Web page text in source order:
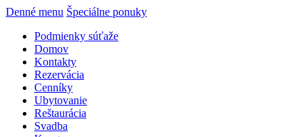
Denné menu Špeciálne ponuky
Podmienky súťaže
Domov
Kontakty
Rezervácia
Cenníky
Ubytovanie
Reštaurácia
Svadba